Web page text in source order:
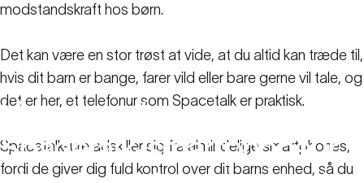
Hvordan et
Spacetalk-smartphoneur
modstandskraft hos børn.
Det kan være en stor trøst at vide, at du altid kan træde til,
hvis dit barn er bange, farer vild eller bare gerne vil tale, og
det er her, et telefonur som Spacetalk er praktisk.
Spacetalk-ure adskiller sig fra almindelige smartphones,
fordi de giver dig fuld kontrol over dit barns enhed, så du